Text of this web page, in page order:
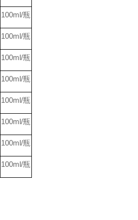
100ml/瓶
100ml/瓶
100ml/瓶
100ml/瓶
100ml/瓶
100ml/瓶
100ml/瓶
100ml/瓶